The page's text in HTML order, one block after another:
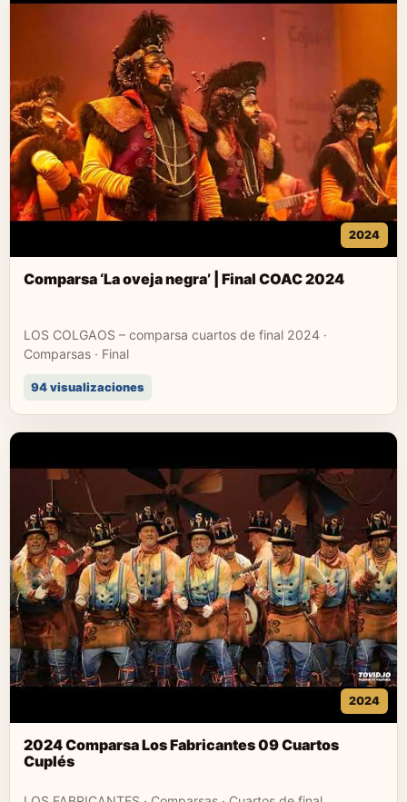
2024
Comparsa ‘La oveja negra’ | Final COAC 2024
LOS COLGAOS – comparsa cuartos de final 2024 ·
Comparsas · Final
94 visualizaciones
2024
2024 Comparsa Los Fabricantes 09 Cuartos
Cuplés